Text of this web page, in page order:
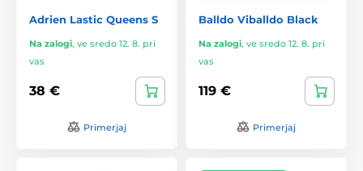
Adrien Lastic Queens S
Na zalogi, ve sredo 12. 8. pri
vas
38 €
Primerjaj
Balldo Viballdo Black
Na zalogi, ve sredo 12. 8. pri
vas
119 €
Primerjaj